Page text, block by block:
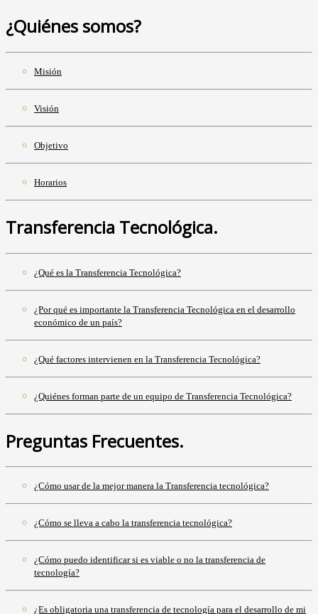
¿Quiénes somos?
Misión
Visión
Objetivo
Horarios
Transferencia Tecnológica.
¿Qué es la Transferencia Tecnológica?
¿Por qué es importante la Transferencia Tecnológica en el desarrollo
económico de un país?
¿Qué factores intervienen en la Transferencia Tecnológica?
¿Quiénes forman parte de un equipo de Transferencia Tecnológica?
Preguntas Frecuentes.
¿Cómo usar de la mejor manera la Transferencia tecnológica?
¿Cómo se lleva a cabo la transferencia tecnológica?
¿Cómo puedo identificar si es viable o no la transferencia de
tecnología?
¿Es obligatoria una transferencia de tecnología para el desarrollo de mi